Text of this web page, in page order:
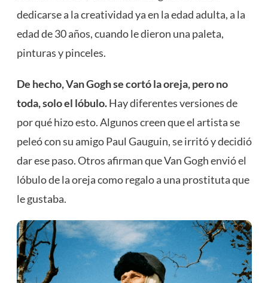
dedicarse a la creatividad ya en la edad adulta, a la
edad de 30 años, cuando le dieron una paleta,
pinturas y pinceles.
De hecho, Van Gogh se cortó la oreja, pero no
toda, solo el lóbulo.Hay diferentes versiones de
por qué hizo esto. Algunos creen que el artista se
peleó con su amigo Paul Gauguin, se irritó y decidió
dar ese paso. Otros afirman que Van Gogh envió el
lóbulo de la oreja como regalo a una prostituta que
le gustaba.